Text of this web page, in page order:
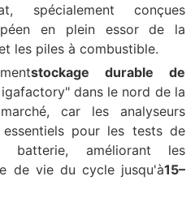
spécialement conçues
en plein essor de la
les piles à combustible.
stockage durable de
dans le nord de la
car les analyseurs
pour les tests de
batterie, améliorant les
de vie du cycle jusqu'à15–